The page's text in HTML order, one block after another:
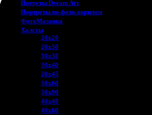
Потреты Dream Art
Портреты по фото акрилом
ФотоМозаика
Холсты
20х20
20х30
30х30
30х40
20х45
30х60
30х90
40х40
40х60